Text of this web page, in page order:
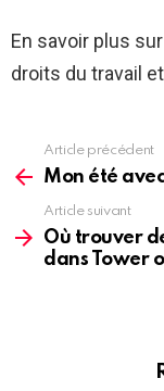
En savoir plus
droits du travail
more
Article précédent
Mon été
Article suivant
Où trouver
dans Tower